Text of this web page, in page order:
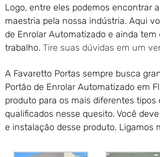
Logo, entre eles podemos encontrar
maestria pela nossa indústria. Aqui
de Enrolar Automatizado e ainda
trabalho. Tire suas dúvidas em um
A Favaretto Portas sempre busca
Portão de Enrolar Automatizado em
produto para os mais diferentes
qualificados nesse quesito. Você
e instalação desse produto. Ligamos